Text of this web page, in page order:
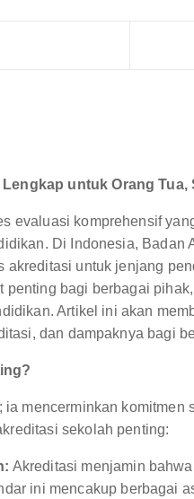
untuk Orang Tua,
evaluasi komprehensif
Di Indonesia,
akreditasi untuk jenjang
bagi berbagai
Artikel ini akan
dan dampaknya bagi
mencerminkan komitmen
sekolah penting:
Akreditasi menjamin
ini mencakup berbagai